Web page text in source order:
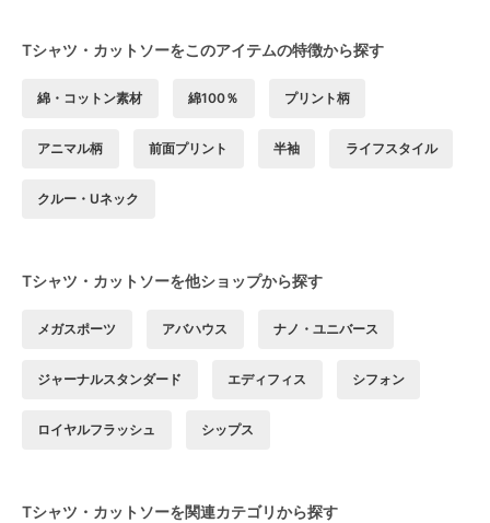
Tシャツ・カットソーをこのアイテムの特徴から探す
綿・コットン素材 綿100％ プリント柄
アニマル柄 前面プリント 半袖 ライフスタイル
クルー・Uネック
Tシャツ・カットソーを他ショップから探す
メガスポーツ アバハウス ナノ・ユニバース
ジャーナルスタンダード エディフィス シフォン
ロイヤルフラッシュ シップス
Tシャツ・カットソーを関連カテゴリから探す